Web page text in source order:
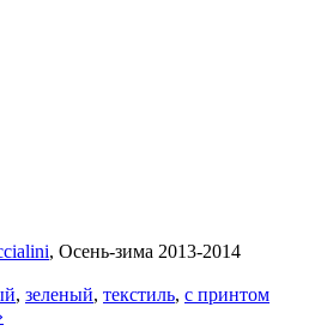
, Осень-зима 2013-2014
, зеленый, текстиль, с принтом